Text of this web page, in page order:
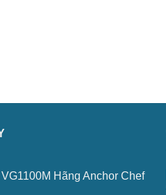
Hãng Anchor Chef